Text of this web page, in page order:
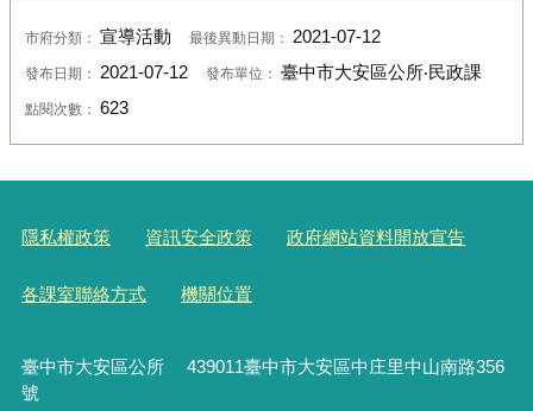
市府分類： 宣導活動 最後異動日期： 2021-07-12
發布日期： 2021-07-12 發布單位： 臺中市大安區公所‧民政課
點閱次數： 623
隱私權政策 資訊安全政策 政府網站資料開放宣告
各課室聯絡方式 機關位置
臺中市大安區公所 439011臺中市大安區中庄里中山南路356
號